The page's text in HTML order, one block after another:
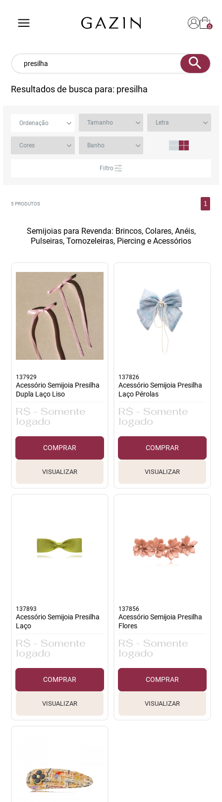
0
SOU
Resultados de busca para: presilha
Filtro
5 PRODUTOS 1
Semijoias para Revenda: Brincos, Colares, Anéis,
Pulseiras, Tornozeleiras, Piercing e Acessórios
137929
Acessório Semijoia Presilha
Dupla Laço Liso
R$ - Somente
logado
COMPRAR
VISUALIZAR
137826
Acessório Semijoia Presilha
Laço Pérolas
R$ - Somente
logado
COMPRAR
VISUALIZAR
137893
Acessório Semijoia Presilha
Laço
R$ - Somente
logado
COMPRAR
VISUALIZAR
137856
Acessório Semijoia Presilha
Flores
R$ - Somente
logado
COMPRAR
VISUALIZAR